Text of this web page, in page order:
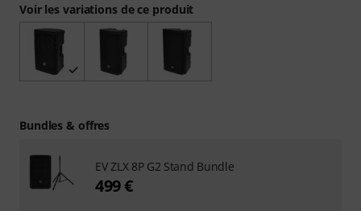
Voir les variations de ce produit
Bundles & offres
EV ZLX 8P G2 Stand Bundle
499 €